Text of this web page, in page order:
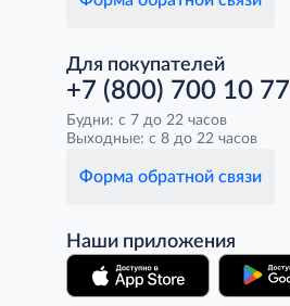
Для покупателей
+7 (800) 700 10 77
Будни: с 7 до 22 часов
Выходные: с 8 до 22 часов
Форма обратной связи
Наши приложения